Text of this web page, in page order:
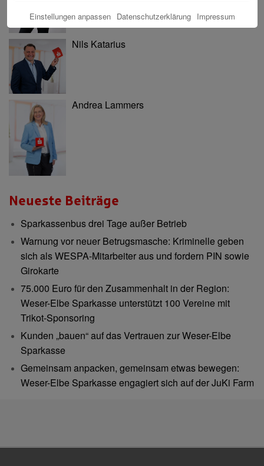
Nils Katarius
Andrea Lammers
Neueste Beiträge
Sparkassenbus drei Tage außer Betrieb
Warnung vor neuer Betrugsmasche: Kriminelle geben
sich als WESPA-Mitarbeiter aus und fordern PIN sowie
Girokarte
75.000 Euro für den Zusammenhalt in der Region:
Weser-Elbe Sparkasse unterstützt 100 Vereine mit
Trikot-Sponsoring
Kunden „bauen“ auf das Vertrauen zur Weser-Elbe
Sparkasse
Gemeinsam anpacken, gemeinsam etwas bewegen:
Weser-Elbe Sparkasse engagiert sich auf der JuKi Farm
Einstellungen anpassen Datenschutzerklärung Impressum